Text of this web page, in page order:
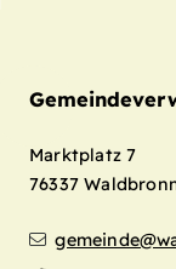
Marktplatz 7
76337